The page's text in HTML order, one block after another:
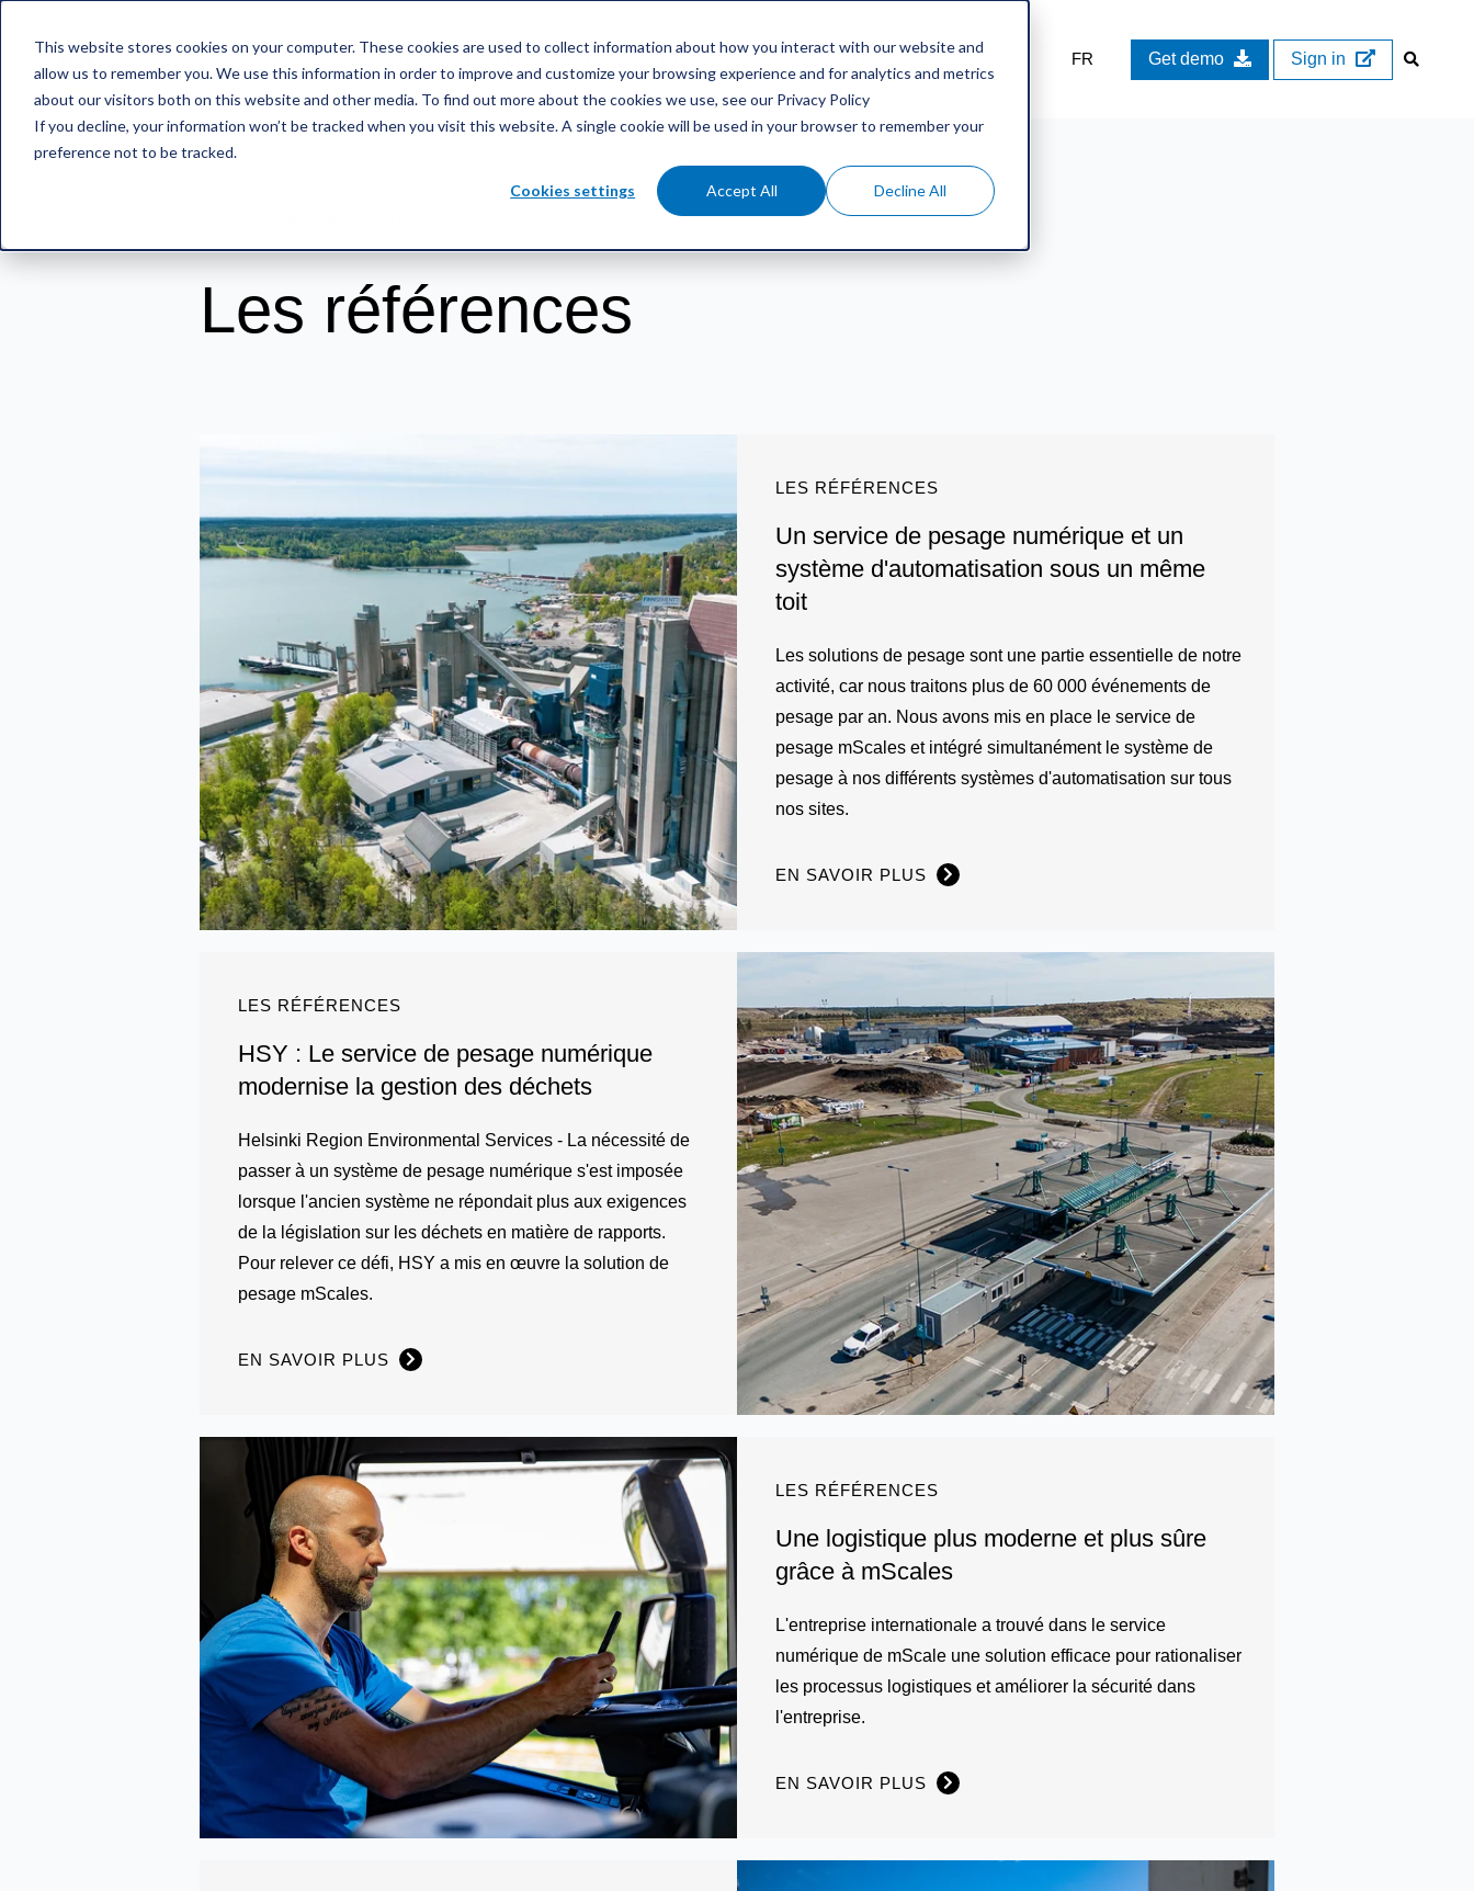
This website stores cookies on your computer. These cookies are used to collect information about how you interact with our website and
allow us to remember you. We use this information in order to improve and customize your browsing experience and for analytics and metrics
about our visitors both on this website and other media. To find out more about the cookies we use, see our Privacy Policy
If you decline, your information won’t be tracked when you visit this website. A single cookie will be used in your browser to remember your
preference not to be tracked.
Cookies settings Accept All Decline All
FEATURES LES RÉFÉRENCES RESSOURCES CONTACT FR Get demo Sign in
Les références
LES RÉFÉRENCES
Un service de pesage numérique et un
système d'automatisation sous un même
toit
Les solutions de pesage sont une partie essentielle de notre
activité, car nous traitons plus de 60 000 événements de
pesage par an. Nous avons mis en place le service de
pesage mScales et intégré simultanément le système de
pesage à nos différents systèmes d'automatisation sur tous
nos sites.
EN SAVOIR PLUS
LES RÉFÉRENCES
HSY : Le service de pesage numérique
modernise la gestion des déchets
Helsinki Region Environmental Services - La nécessité de
passer à un système de pesage numérique s'est imposée
lorsque l'ancien système ne répondait plus aux exigences
de la législation sur les déchets en matière de rapports.
Pour relever ce défi, HSY a mis en œuvre la solution de
pesage mScales.
EN SAVOIR PLUS
LES RÉFÉRENCES
Une logistique plus moderne et plus sûre
grâce à mScales
L'entreprise internationale a trouvé dans le service
numérique de mScale une solution efficace pour rationaliser
les processus logistiques et améliorer la sécurité dans
l'entreprise.
EN SAVOIR PLUS